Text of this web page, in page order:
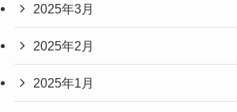
2025年3月
2025年2月
2025年1月